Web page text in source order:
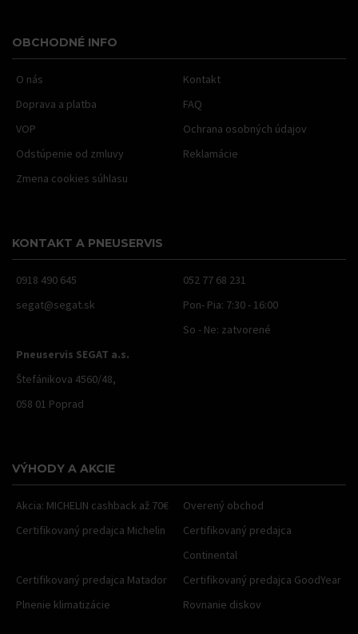
OBCHODNÉ INFO
O nás
Kontakt
Doprava a platba
FAQ
VOP
Ochrana osobných údajov
Odstúpenie od zmluvy
Reklamácie
Zmena cookies súhlasu
KONTAKT A PNEUSERVIS
0918 490 645
052 77 68 231
segat@segat.sk
Pon- Pia: 7:30 - 16:00
So - Ne: zatvorené
Pneuservis SEGAT a.s.
Štefánikova 4560/48,
058 01 Poprad
VÝHODY A AKCIE
Akcia: MICHELIN cashback až 70€
Overený obchod
Certifikovaný predajca Michelin
Certifikovaný predajca
Continental
Certifikovaný predajca Matador
Certifikovaný predajca GoodYear
Plnenie klimatizácie
Rovnanie diskov